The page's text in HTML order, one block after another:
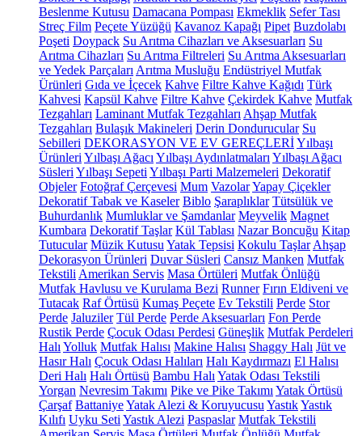
Beslenme Kutusu Damacana Pompası Ekmeklik Sefer Tası
Streç Film Peçete Yüzüğü Kavanoz Kapağı Pipet Buzdolabı
Poşeti Doypack Su Arıtma Cihazları ve Aksesuarları Su
Arıtma Cihazları Su Arıtma Filtreleri Su Arıtma Aksesuarları
ve Yedek Parçaları Arıtma Musluğu Endüstriyel Mutfak
Ürünleri Gıda ve İçecek Kahve Filtre Kahve Kağıdı Türk
Kahvesi Kapsül Kahve Filtre Kahve Çekirdek Kahve Mutfak
Tezgahları Laminant Mutfak Tezgahları Ahşap Mutfak
Tezgahları Bulaşık Makineleri Derin Dondurucular Su
Sebilleri DEKORASYON VE EV GEREÇLERİYılbaşı
Ürünleri Yılbaşı Ağacı Yılbaşı Aydınlatmaları Yılbaşı Ağacı
Süsleri Yılbaşı Sepeti Yılbaşı Parti Malzemeleri Dekoratif
Objeler Fotoğraf Çerçevesi Mum VazolarYapay Çiçekler
Dekoratif Tabak ve Kaseler Biblo Şaraplıklar Tütsülük ve
Buhurdanlık Mumluklar ve Şamdanlar Meyvelik Magnet
Kumbara Dekoratif Taşlar Kül Tablası Nazar Boncuğu Kitap
Tutucular Müzik Kutusu Yatak Tepsisi Kokulu Taşlar Ahşap
Dekorasyon Ürünleri Duvar Süsleri Cansız Manken Mutfak
Tekstili Amerikan Servis Masa Örtüleri Mutfak Önlüğü
Mutfak Havlusu ve Kurulama Bezi Runner Fırın Eldiveni ve
Tutacak Raf Örtüsü Kumaş Peçete Ev Tekstili Perde Stor
Perde Jaluziler Tül Perde Perde Aksesuarları Fon Perde
Rustik Perde Çocuk Odası Perdesi Güneşlik Mutfak Perdeleri
Halı Yolluk Mutfak Halısı Makine Halısı Shaggy Halı Jüt ve
Hasır Halı Çocuk Odası Halıları Halı Kaydırmazı El Halısı
Deri Halı Halı Örtüsü Bambu Halı Yatak Odası Tekstili
Yorgan Nevresim Takımı Pike ve Pike Takımı Yatak Örtüsü
Çarşaf BattaniyeYatak Alezi & Koruyucusu YastıkYastık
Kılıfı Uyku Seti Yastık Alezi Paspaslar Mutfak Tekstili